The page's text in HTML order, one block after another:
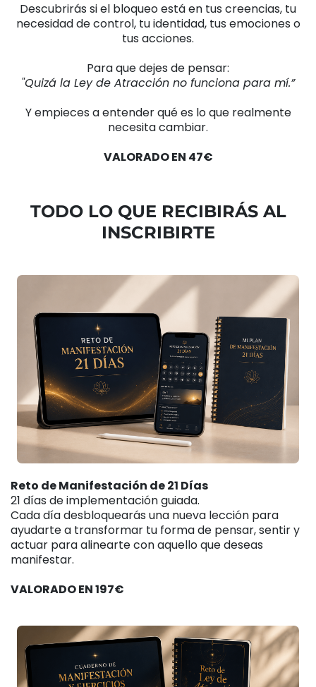
Descubrirás si el bloqueo está en tus creencias, tu
necesidad de control, tu identidad, tus emociones o
tus acciones.
Para que dejes de pensar:
"Quizá la Ley de Atracción no funciona para mí.”
Y empieces a entender qué es lo que realmente
necesita cambiar.
VALORADO EN 47€
TODO LO QUE RECIBIRÁS AL
INSCRIBIRTE
Reto de Manifestación de 21 Días
21 días de implementación guiada.
Cada día desbloquearás una nueva lección para
ayudarte a transformar tu forma de pensar, sentir y
actuar para alinearte con aquello que deseas
manifestar.
VALORADO EN 197€